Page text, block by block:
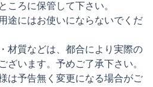
ろに保管して下さい。
途にはお使いにならないでくだ
材質などは、都合により実際の
ざいます。予めご了承下さい。
は予告無く変更になる場合がご